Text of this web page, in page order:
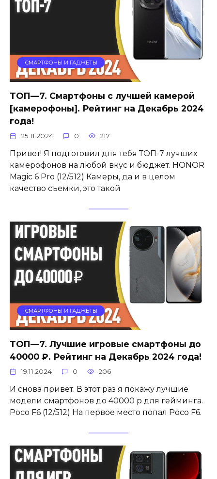
СМАРТФОНЫ И ГАДЖЕТЫ
ТОП—7. Cмартфоны с лучшей камерой
[камерофоны]. Рейтинг на Декабрь 2024
года!
25.11.2024 0 217
Привет! Я подготовил для тебя ТОП-7 лучших
камерофонов на любой вкус и бюджет. HONOR
Magic 6 Pro (12/512) Камеры, да и в целом
качество съемки, это такой
СМАРТФОНЫ И ГАДЖЕТЫ
ТОП—7. Лучшие игровые смартфоны до
40000 ₽. Рейтинг на Декабрь 2024 года!
19.11.2024 0 206
И снова привет. В этот раз я покажу лучшие
модели смартфонов до 40000 р для гейминга.
Poco F6 (12/512) На первое место попал Poco F6.